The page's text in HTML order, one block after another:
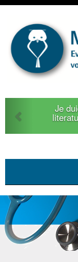
Je
Previous